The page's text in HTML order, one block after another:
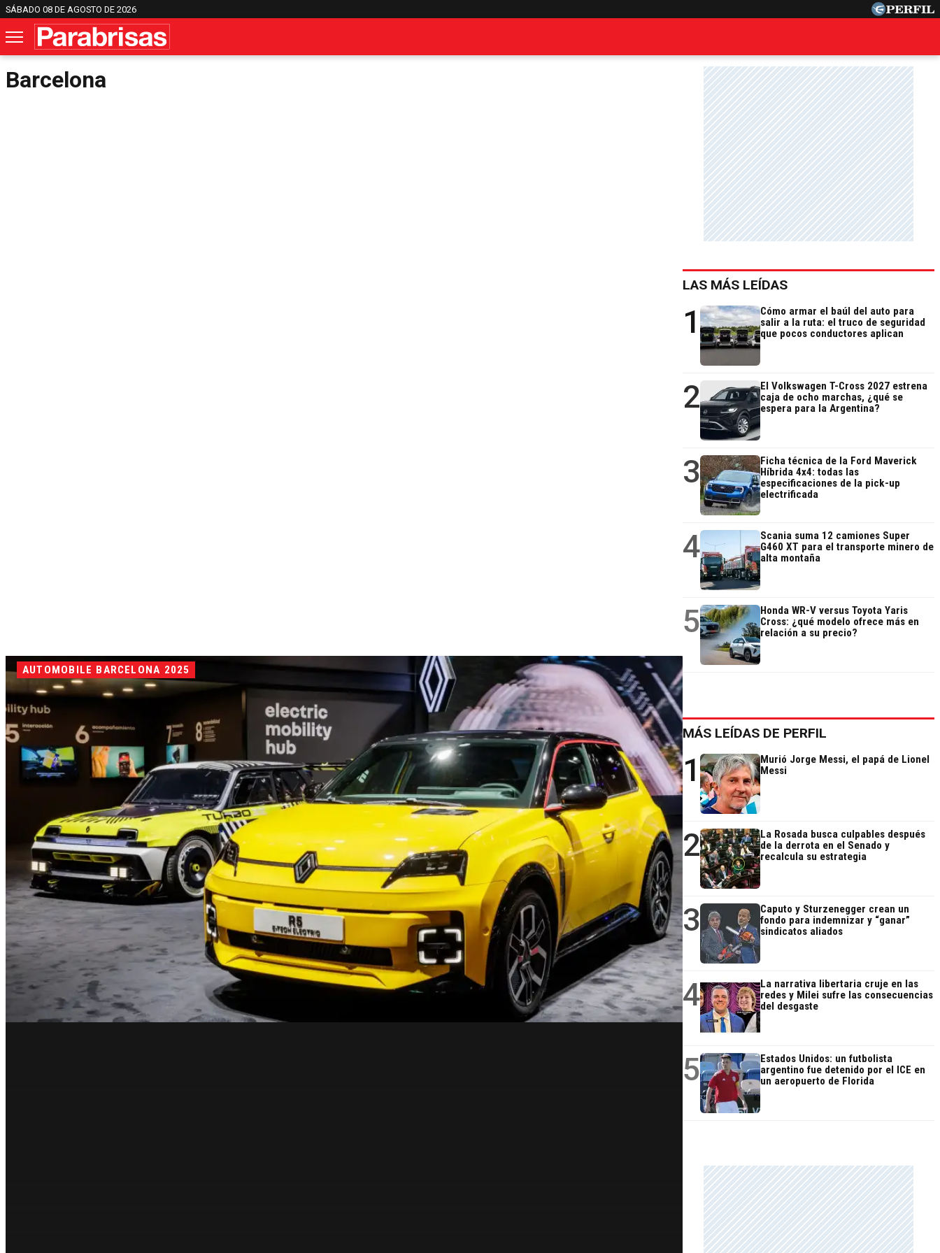
SÁBADO 08 DE AGOSTO DE 2026
Barcelona
AUTOMOBILE BARCELONA 2025
LAS MÁS LEÍDAS
1
Cómo armar el baúl del auto para
salir a la ruta: el truco de seguridad
que pocos conductores aplican
2
El Volkswagen T-Cross 2027 estrena
caja de ocho marchas, ¿qué se
espera para la Argentina?
3
Ficha técnica de la Ford Maverick
Híbrida 4x4: todas las
especificaciones de la pick-up
electrificada
4
Scania suma 12 camiones Super
G460 XT para el transporte minero de
alta montaña
5
Honda WR-V versus Toyota Yaris
Cross: ¿qué modelo ofrece más en
relación a su precio?
MÁS LEÍDAS DE PERFIL
1
Murió Jorge Messi, el papá de Lionel
Messi
2
La Rosada busca culpables después
de la derrota en el Senado y
recalcula su estrategia
3
Caputo y Sturzenegger crean un
fondo para indemnizar y “ganar”
sindicatos aliados
4
La narrativa libertaria cruje en las
redes y Milei sufre las consecuencias
del desgaste
5
Estados Unidos: un futbolista
argentino fue detenido por el ICE en
un aeropuerto de Florida